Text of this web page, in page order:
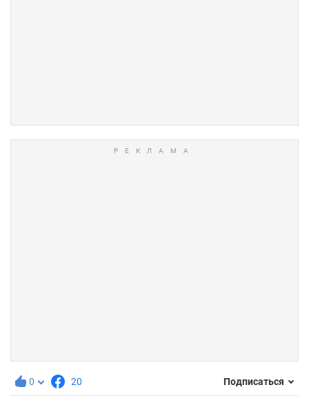
0 20 Подписаться